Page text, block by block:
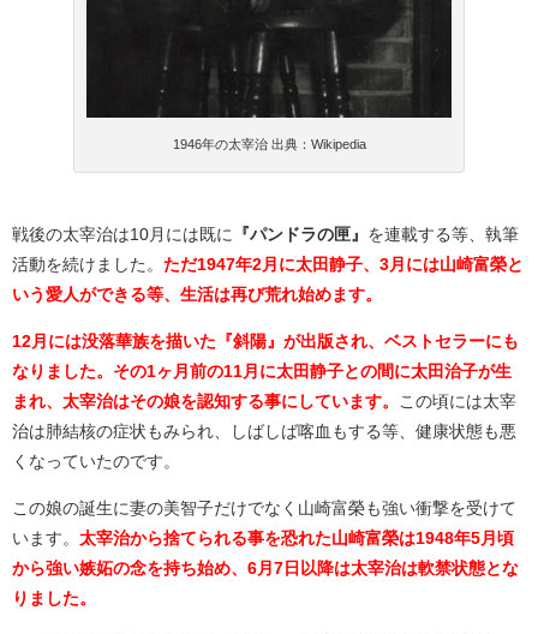
1946年の太宰治 出典：Wikipedia
戦後の太宰治は10月には既に 『パンドラの匣』 を連載する等、執筆
活動を続けました。 ただ1947年2月に太田静子、3月には山崎富榮と
いう愛人ができる等、生活は再び荒れ始めます。
12月には没落華族を描いた『斜陽』が出版され、ベストセラーにも
なりました。その1ヶ月前の11月に太田静子との間に太田治子が生
まれ、太宰治はその娘を認知する事にしています。
この頃には太宰
治は肺結核の症状もみられ、しばしば喀血もする等、健康状態も悪
くなっていたのです。
この娘の誕生に妻の美智子だけでなく山崎富榮も強い衝撃を受けて
います。 太宰治から捨てられる事を恐れた山崎富榮は1948年5月頃
から強い嫉妬の念を持ち始め、6月7日以降は太宰治は軟禁状態とな
りました。